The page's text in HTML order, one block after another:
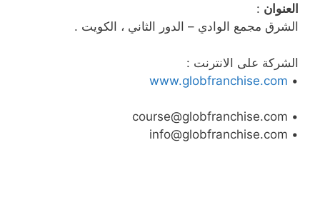
العنوان :
الشرق مجمع الوادي – الدور الثاني ، الكويت .
الشركة على الانترنت :
•
www.globfranchise.com
• course@globfranchise.com
• info@globfranchise.com